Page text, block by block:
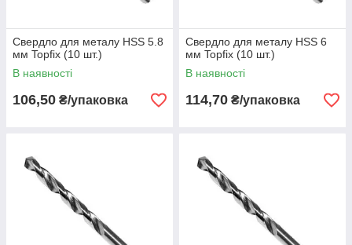
Свердло для металу HSS 5.8
мм Topfix (10 шт.)
В наявності
106,50 ₴/упаковка
Свердло для металу HSS 6
мм Topfix (10 шт.)
В наявності
114,70 ₴/упаковка